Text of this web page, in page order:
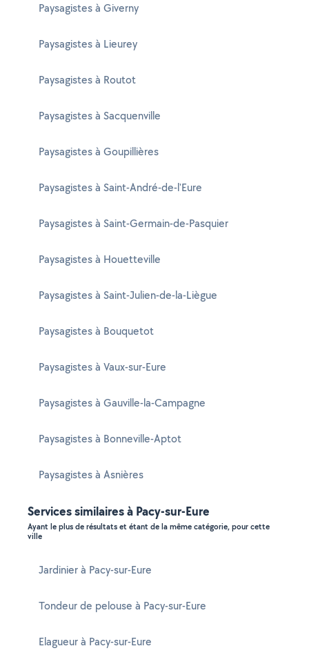
Paysagistes à Giverny
Paysagistes à Lieurey
Paysagistes à Routot
Paysagistes à Sacquenville
Paysagistes à Goupillières
Paysagistes à Saint-André-de-l'Eure
Paysagistes à Saint-Germain-de-Pasquier
Paysagistes à Houetteville
Paysagistes à Saint-Julien-de-la-Liègue
Paysagistes à Bouquetot
Paysagistes à Vaux-sur-Eure
Paysagistes à Gauville-la-Campagne
Paysagistes à Bonneville-Aptot
Paysagistes à Asnières
Services similaires à Pacy-sur-Eure
Ayant le plus de résultats et étant de la même catégorie, pour cette
ville
Jardinier à Pacy-sur-Eure
Tondeur de pelouse à Pacy-sur-Eure
Elagueur à Pacy-sur-Eure